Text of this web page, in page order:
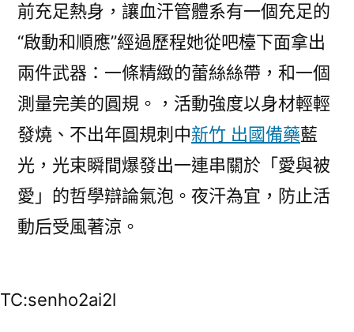
前充足熱身，讓血汗管體系有一個充足的
“啟動和順應”經過歷程她從吧檯下面拿出
兩件武器：一條精緻的蕾絲絲帶，和一個
測量完美的圓規。，活動強度以身材輕輕
發燒、不出年圓規刺中新竹 出國備藥藍
光，光束瞬間爆發出一連串關於「愛與被
愛」的哲學辯論氣泡。夜汗為宜，防止活
動后受風著涼。
TC:senho2ai2l